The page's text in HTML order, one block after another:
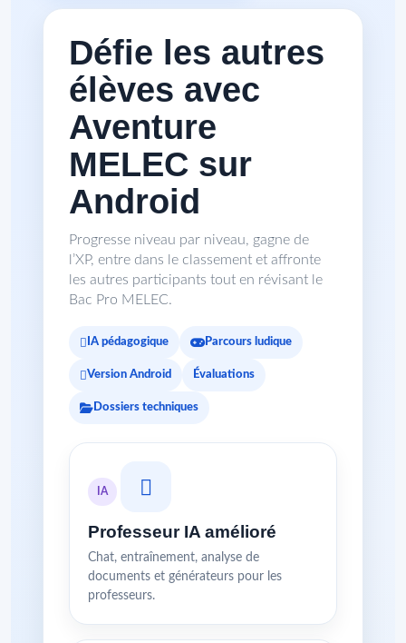
Défie les autres
élèves avec
Aventure
MELEC sur
Android
Progresse niveau par niveau, gagne de
l’XP, entre dans le classement et affronte
les autres participants tout en révisant le
Bac Pro MELEC.
IA pédagogique Parcours ludique
Version Android Évaluations
Dossiers techniques
IA
Professeur IA amélioré
Chat, entraînement, analyse de
documents et générateurs pour les
professeurs.